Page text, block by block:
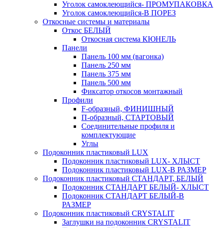
Уголок самоклеющийся- ПРОМУПАКОВКА
Уголок самоклеющийся-В ПОРЕЗ
Откосные системы и материалы
Откос БЕЛЫЙ
Откосная система КЮНЕЛЬ
Панели
Панель 100 мм (вагонка)
Панель 250 мм
Панель 375 мм
Панель 500 мм
Фиксатор откосов монтажный
Профили
F-образный, ФИНИШНЫЙ
П-образный, СТАРТОВЫЙ
Соединительные профиля и
комплектующие
Углы
Подоконник пластиковый LUX
Подоконник пластиковый LUX- ХЛЫСТ
Подоконник пластиковый LUX-В РАЗМЕР
Подоконник пластиковый СТАНДАРТ, БЕЛЫЙ
Подоконник СТАНДАРТ БЕЛЫЙ- ХЛЫСТ
Подоконник СТАНДАРТ БЕЛЫЙ-В
РАЗМЕР
Подоконник пластиковый CRYSTALIT
Заглушки на подоконник CRYSTALIT